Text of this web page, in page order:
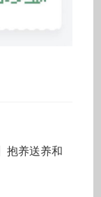
抱养送养和